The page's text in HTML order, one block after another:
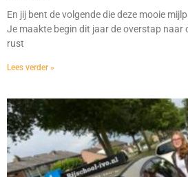
En jij bent de volgende die deze mooie
Je maakte begin dit jaar de overstap naar
rust
Lees verder »